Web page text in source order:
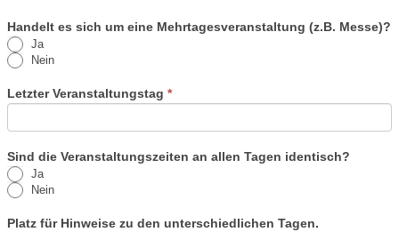
Handelt es sich um eine Mehrtagesveranstaltung (z.B. Messe)?
Ja
Nein
Letzter Veranstaltungstag *
Sind die Veranstaltungszeiten an allen Tagen identisch?
Ja
Nein
Platz für Hinweise zu den unterschiedlichen Tagen.